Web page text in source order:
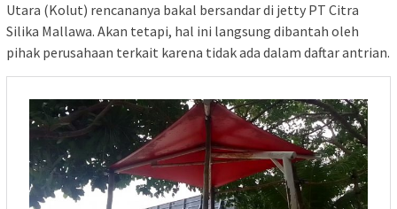
Utara (Kolut) rencananya bakal bersandar di jetty PT Citra
Silika Mallawa. Akan tetapi, hal ini langsung dibantah oleh
pihak perusahaan terkait karena tidak ada dalam daftar antrian.